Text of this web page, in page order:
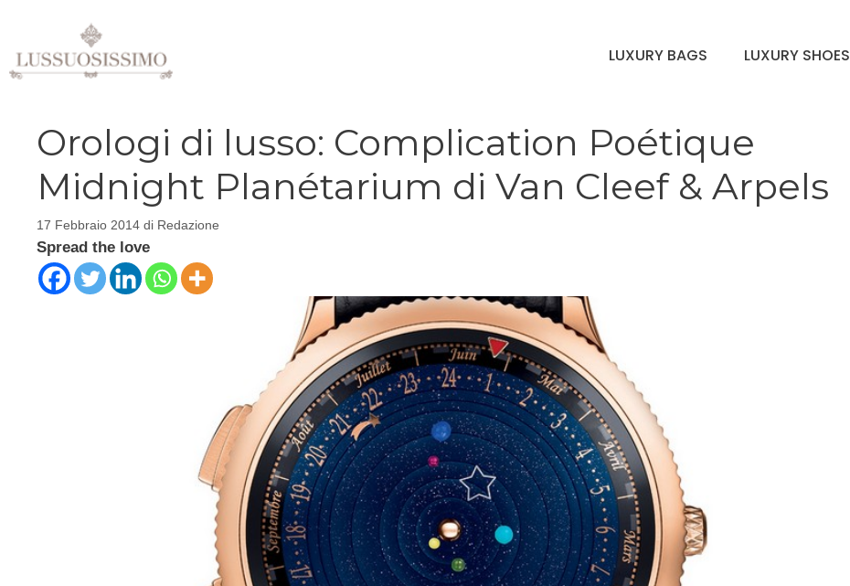
contenuto
LUXURY BAGS LUXURY SHOES
Orologi di lusso: Complication Poétique
Midnight Planétarium di Van Cleef & Arpels
17 Febbraio 2014 di Redazione
Spread the love